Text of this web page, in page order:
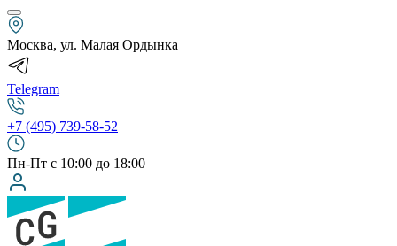
Москва, ул. Малая Ордынка
Telegram
+7 (495) 739-58-52
Пн-Пт с 10:00 до 18:00